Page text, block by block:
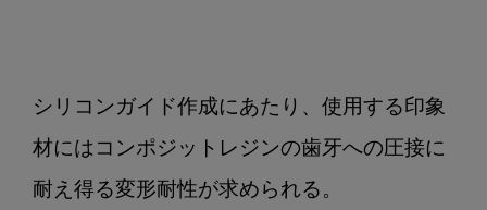
シリコンガイド作成にあたり、使用する印象
材にはコンポジットレジンの歯牙への圧接に
耐え得る変形耐性が求められる。